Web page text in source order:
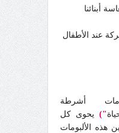
أشرطة
"
) يحوى كل
هذه الألبومات